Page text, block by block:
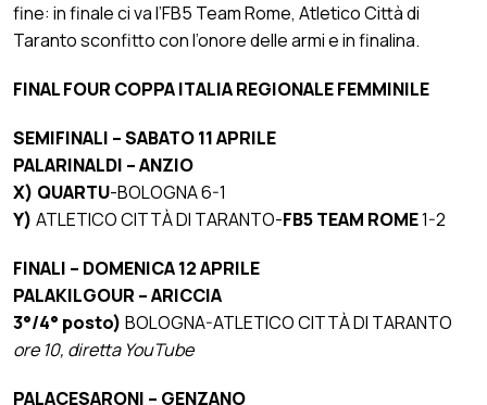
fine: in finale ci va l’FB5 Team Rome, Atletico Città di
Taranto sconfitto con l’onore delle armi e in finalina.
FINAL FOUR COPPA ITALIA REGIONALE FEMMINILE
SEMIFINALI – SABATO 11 APRILE
PALARINALDI – ANZIO
X) QUARTU-BOLOGNA 6-1
Y) ATLETICO CITTÀ DI TARANTO-FB5 TEAM ROME1-2
FINALI – DOMENICA 12 APRILE
PALAKILGOUR – ARICCIA
3°/4° posto) BOLOGNA-ATLETICO CITTÀ DI TARANTO
ore 10, diretta YouTube
PALACESARONI – GENZANO